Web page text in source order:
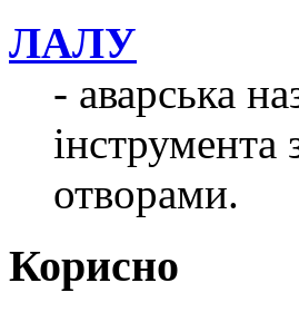
ЛАЛУ
- аварська
отворами.
Корисно